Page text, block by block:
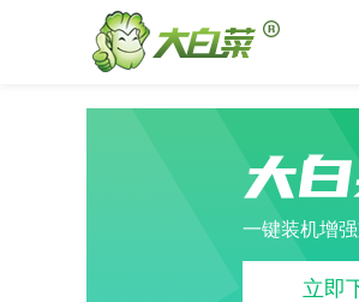
大
一键装机增
立即